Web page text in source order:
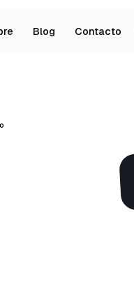
Blog Contacto